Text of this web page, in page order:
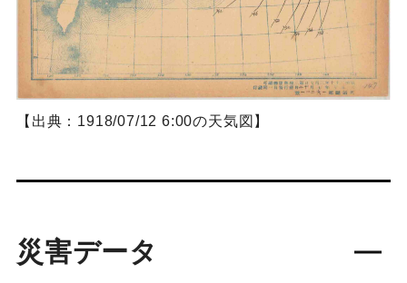
【出典：1918/07/12 6:00の天気図】
災害データ